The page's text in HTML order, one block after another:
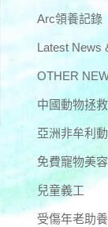
Arc領養記錄
Latest News
OTHER
中國動物拯
亞洲非牟利
免費寵物美
兒童義工
受傷年老助